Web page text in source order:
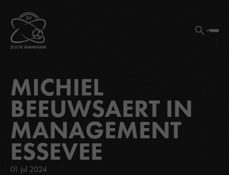
MICHIEL
BEEUWSAERT IN
MANAGEMENT
ESSEVEE
01 jul 2024